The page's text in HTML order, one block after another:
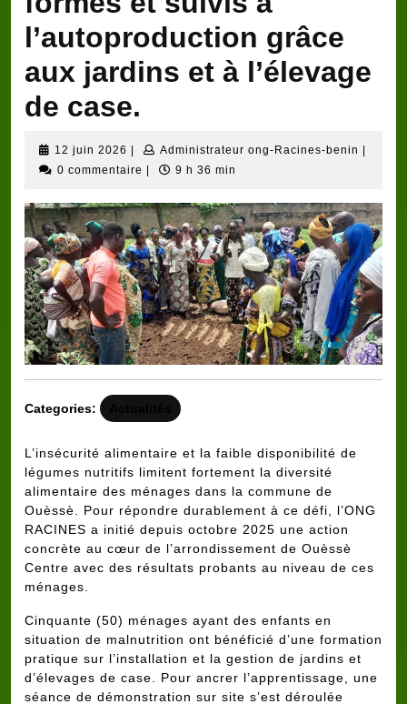
l’autoproduction grâce
aux jardins et à l’élevage
de case.
12 juin 2026 12
juin
Administrateur ong-Racines-benin
benin
0 commentaire
9 h 36 min
Categories:
L’insécurité alimentaire et la faible disponibilité de
légumes nutritifs limitent fortement la diversité
alimentaire des ménages dans la commune de
Ouèssè. Pour répondre durablement à ce défi, l’ONG
RACINES a initié depuis octobre 2025 une action
concrète au cœur de l’arrondissement de Ouèssè
Centre avec des résultats probants au niveau de ces
ménages.
Cinquante (50) ménages ayant des enfants en
situation de malnutrition ont bénéficié d’une formation
pratique sur l’installation et la gestion de jardins et
d’élevages de case. Pour ancrer l’apprentissage, une
séance de démonstration sur site s’est déroulée